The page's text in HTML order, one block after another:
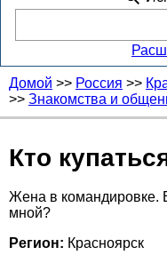
Домой >> Россия >>
>> Знакомства и
Кто
Жена в командировке.
мной?
Регион: Красноярск